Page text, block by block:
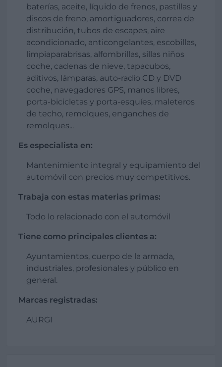
baterías, aceite, líquido de frenos, pastillas y
discos de freno, amortiguadores, correa de
distribución, tubos de escapes, aire
acondicionado, anticongelantes, escobillas,
limpiaparabrisas, alfombrillas, sillas niños
coche, cadenas de nieve, tapacubos,
aditivos, lámparas, auto-radio CD y DVD
coche, navegadores GPS, manos libres,
porta-bicicletas y porta-esquíes, maleteros
de techo, remolques, enganches de
remolques...
Es especialista en:
Mantenimiento integral y equipamiento del
automóvil con precios muy competitivos.
Trabaja con estas materias primas:
Todo lo relacionado con el automóvil
Tiene como principales clientes a:
Ayuntamientos, cuerpo de la armada,
industriales, profesionales y público en
general.
Marcas registradas:
AURGI